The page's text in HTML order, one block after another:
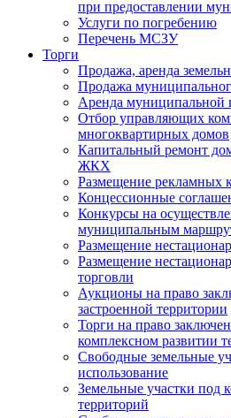
при предоставлении
Услуги по погребению
Перечень МСЗУ
Торги
Продажа, аренда
Продажа
Аренда муниципальной
Отбор управляющих
многоквартирных домов
Капитальный ремонт
ЖКХ
Размещение рекламных
Концессионные
Конкурсы на
муниципальным
Размещение
Размещение
торговли
Аукционы на право
застроенной территории
Торги на право
комплексном развитии
Свободные земельные
использование
Земельные участки под
территорий